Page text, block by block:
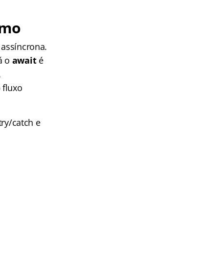
o awaité
fluxo
catch e